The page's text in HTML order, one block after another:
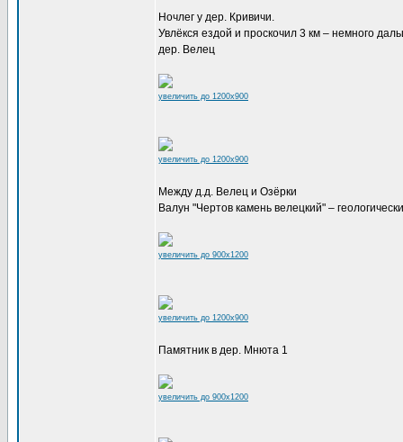
Ночлег у дер. Кривичи.
Увлёкся ездой и проскочил 3 км – немного
дер. Велец
увеличить до 1200x900
увеличить до 1200x900
Между д.д. Велец и Озёрки
Валун "Чертов камень велецкий" –
увеличить до 900x1200
увеличить до 1200x900
Памятник в дер. Мнюта 1
увеличить до 900x1200